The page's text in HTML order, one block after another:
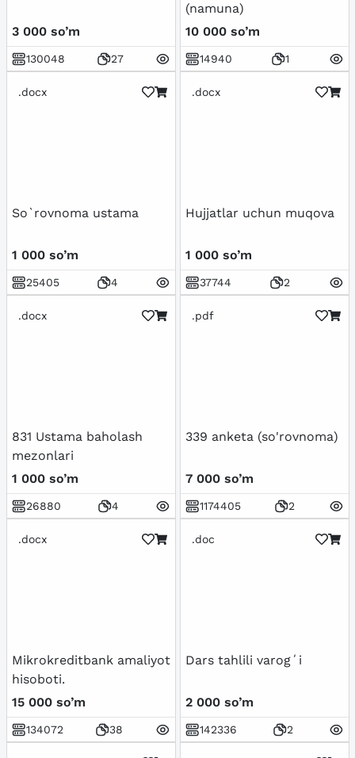
3 000 so’m
130048 27
(namuna)
10 000 so’m
14940 1
.docx
So`rovnoma ustama
1 000 so’m
25405 4
.docx
Hujjatlar uchun muqova
1 000 so’m
37744 2
.docx
831 Ustama baholash
mezonlari
1 000 so’m
26880 4
.pdf
339 anketa (so'rovnoma)
7 000 so’m
1174405 2
.docx
Mikrokreditbank amaliyot
hisoboti.
15 000 so’m
134072 38
.doc
Dars tahlili varogʻi
2 000 so’m
142336 2